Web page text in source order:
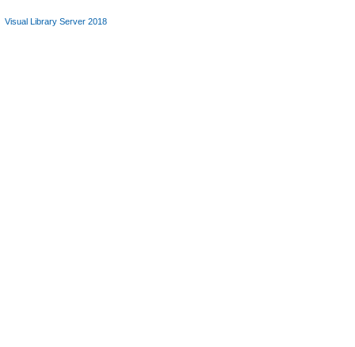
Visual Library Server 2018